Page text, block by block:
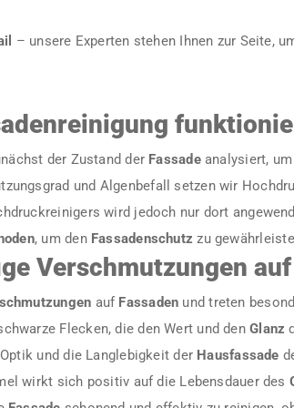
– unsere Experten stehen Ihnen zur Seite,
der Zustand der Fassadeanalysiert,
und Algenbefall setzen wir
wird jedoch nur dort
, um den Fassadenschutz zu
Verschmutzungen auf
auf Fassaden und treten
Flecken, die den Wert und denGlanz
und die Langlebigkeit der Hausfassade
wirkt sich positiv auf die Lebensdauer des